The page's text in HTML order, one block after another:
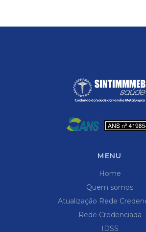
MENU
Home
Quem somos
Atualização Rede
Rede Credenciada
IDSS